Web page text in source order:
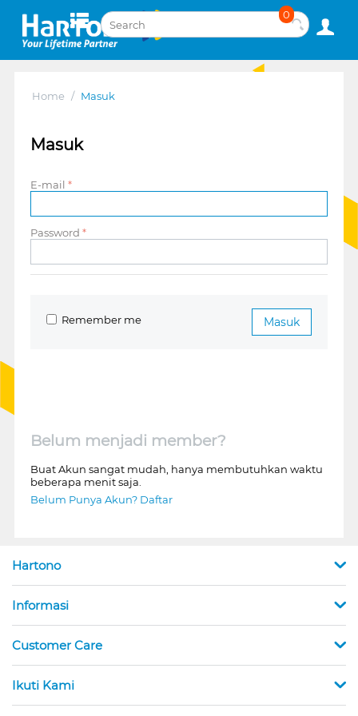
0
Home / Masuk
Masuk
E-mail
Password
Masuk
Remember me
Belum menjadi member?
Buat Akun sangat mudah, hanya membutuhkan waktu
beberapa menit saja.
Belum Punya Akun? Daftar
Hartono
Informasi
Customer Care
Ikuti Kami